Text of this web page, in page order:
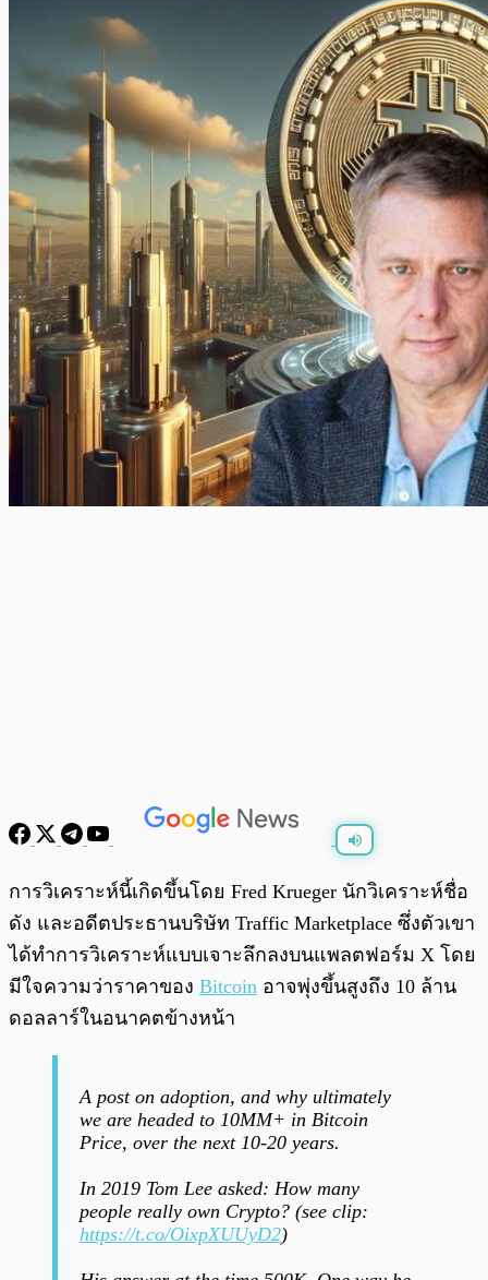
พร้อมเล่น 0:00 0:00
การวิเคราะห์นี้เกิดขึ้นโดย Fred Krueger นักวิเคราะห์ชื่อ
ดัง และอดีตประธานบริษัท Traffic Marketplace ซึ่งตัวเขา
ได้ทำการวิเคราะห์แบบเจาะลึกลงบนแพลตฟอร์ม X โดย
มีใจความว่าราคาของ Bitcoin อาจพุ่งขึ้นสูงถึง 10 ล้าน
ดอลลาร์ในอนาคตข้างหน้า
A post on adoption, and why ultimately
we are headed to 10MM+ in Bitcoin
Price, over the next 10-20 years.
In 2019 Tom Lee asked: How many
people really own Crypto? (see clip:
https://t.co/OixpXUUyD2)